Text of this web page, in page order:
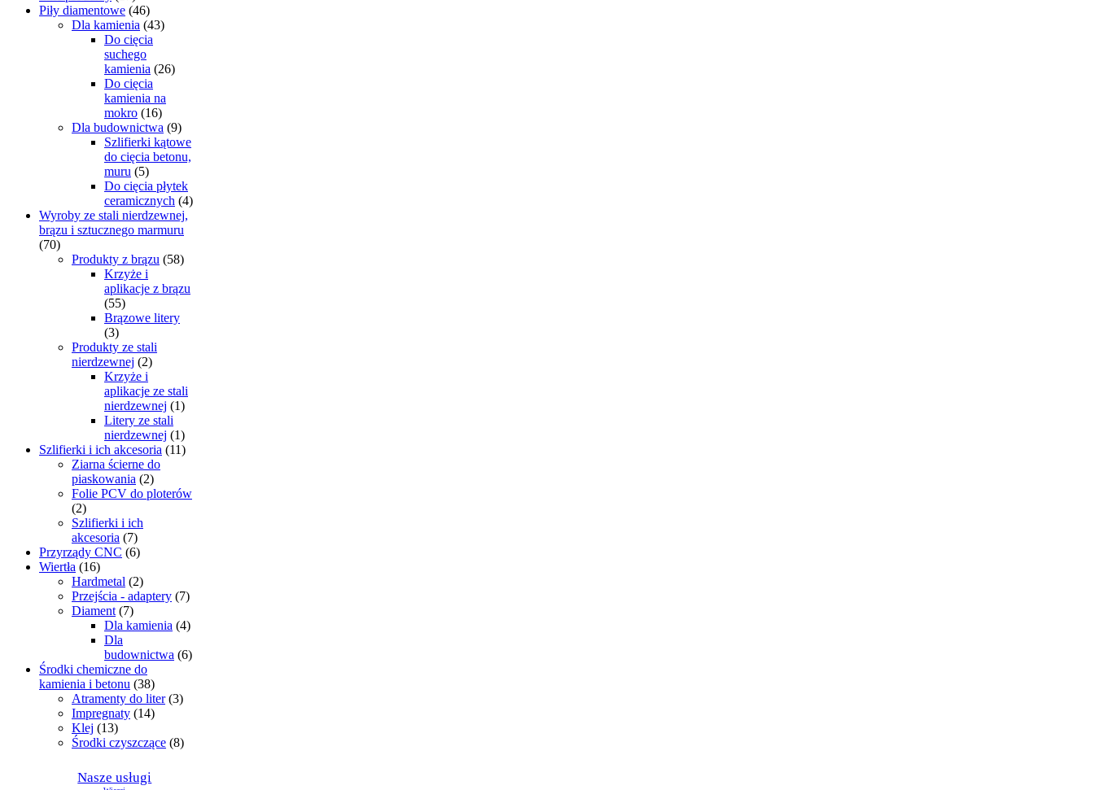
Piły diamentowe (46)
Dla kamienia (43)
Do cięcia
suchego
kamienia (26)
Do cięcia
kamienia na
mokro (16)
Dla budownictwa (9)
Szlifierki kątowe
do cięcia betonu,
muru (5)
Do cięcia płytek
ceramicznych (4)
Wyroby ze stali nierdzewnej,
brązu i sztucznego marmuru
(70)
Produkty z brązu (58)
Krzyże i
aplikacje z brązu
(55)
Brązowe litery
(3)
Produkty ze stali
nierdzewnej (2)
Krzyże i
aplikacje ze stali
nierdzewnej (1)
Litery ze stali
nierdzewnej (1)
Szlifierki i ich akcesoria (11)
Ziarna ścierne do
piaskowania (2)
Folie PCV do ploterów
(2)
Szlifierki i ich
akcesoria (7)
Przyrządy CNC (6)
Wiertła (16)
Hardmetal (2)
Przejścia - adaptery (7)
Diament (7)
Dla kamienia (4)
Dla
budownictwa (6)
Środki chemiczne do
kamienia i betonu (38)
Atramenty do liter (3)
Impregnaty (14)
Klej (13)
Środki czyszczące (8)
Nasze usługi